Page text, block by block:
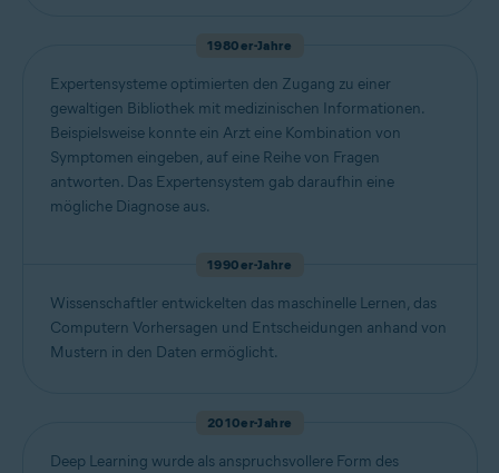
1980er-Jahre
Expertensysteme optimierten den Zugang zu einer
gewaltigen Bibliothek mit medizinischen Informationen.
Beispielsweise konnte ein Arzt eine Kombination von
Symptomen eingeben, auf eine Reihe von Fragen
antworten. Das Expertensystem gab daraufhin eine
mögliche Diagnose aus.
1990er-Jahre
Wissenschaftler entwickelten das maschinelle Lernen, das
Computern Vorhersagen und Entscheidungen anhand von
Mustern in den Daten ermöglicht.
2010er-Jahre
Deep Learning wurde als anspruchsvollere Form des